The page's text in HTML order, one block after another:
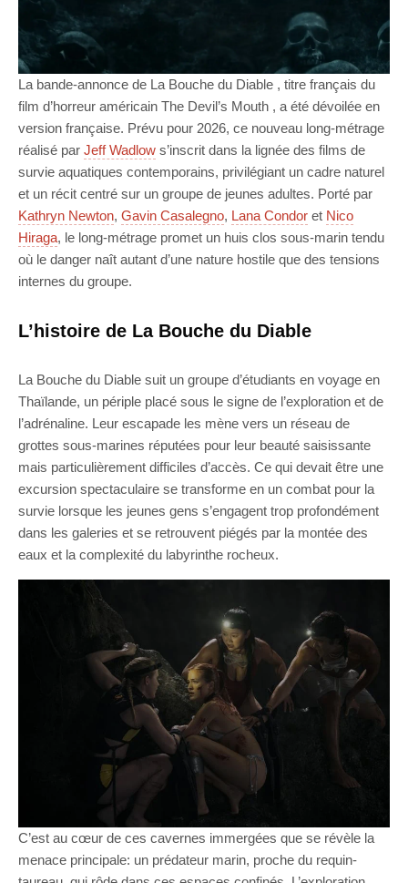
La bande-annonce de La Bouche du Diable , titre français du
film d’horreur américain The Devil’s Mouth , a été dévoilée en
version française. Prévu pour 2026, ce nouveau long-métrage
réalisé par Jeff Wadlow s’inscrit dans la lignée des films de
survie aquatiques contemporains, privilégiant un cadre naturel
et un récit centré sur un groupe de jeunes adultes. Porté par
Kathryn Newton, Gavin Casalegno, Lana Condor et Nico
Hiraga, le long-métrage promet un huis clos sous-marin tendu
où le danger naît autant d’une nature hostile que des tensions
internes du groupe.
L’histoire de La Bouche du Diable
La Bouche du Diable suit un groupe d’étudiants en voyage en
Thaïlande, un périple placé sous le signe de l’exploration et de
l’adrénaline. Leur escapade les mène vers un réseau de
grottes sous-marines réputées pour leur beauté saisissante
mais particulièrement difficiles d’accès. Ce qui devait être une
excursion spectaculaire se transforme en un combat pour la
survie lorsque les jeunes gens s’engagent trop profondément
dans les galeries et se retrouvent piégés par la montée des
eaux et la complexité du labyrinthe rocheux.
C’est au cœur de ces cavernes immergées que se révèle la
menace principale: un prédateur marin, proche du requin-